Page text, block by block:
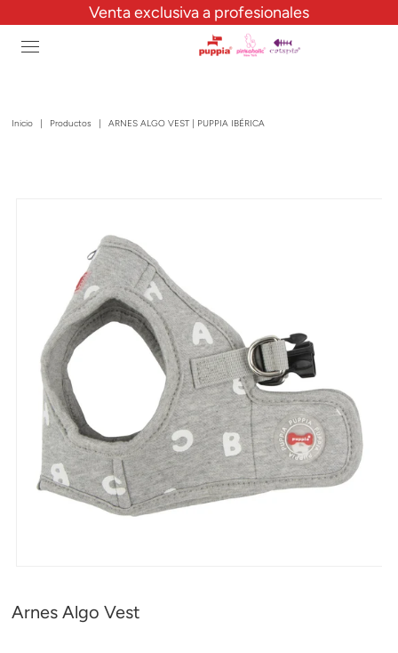
Venta exclusiva a profesionales
Inicio | Productos | ARNES ALGO VEST | PUPPIA IBÉRICA
Arnes Algo Vest